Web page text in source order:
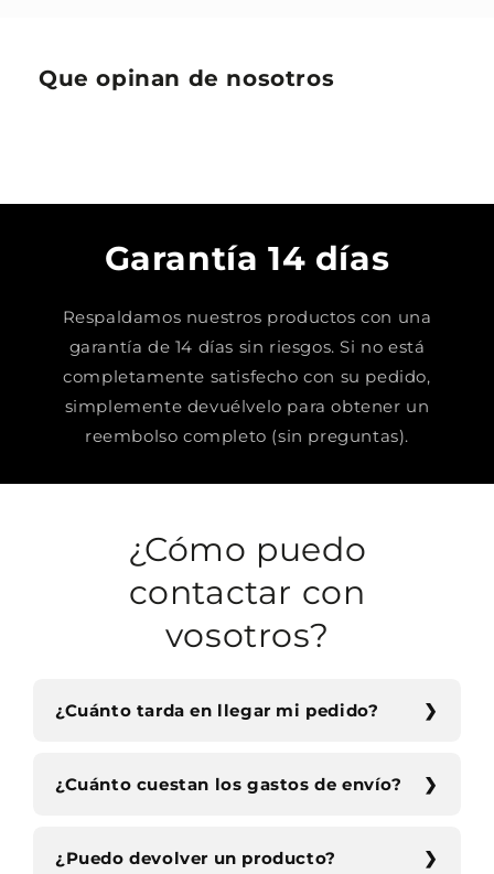
Que opinan de nosotros
Garantía 14 días
Respaldamos nuestros productos con una
garantía de 14 días sin riesgos. Si no está
completamente satisfecho con su pedido,
simplemente devuélvelo para obtener un
reembolso completo (sin preguntas).
¿Cómo puedo
contactar con
vosotros?
¿Cuánto tarda en llegar mi pedido?
¿Cuánto cuestan los gastos de envío?
¿Puedo devolver un producto?